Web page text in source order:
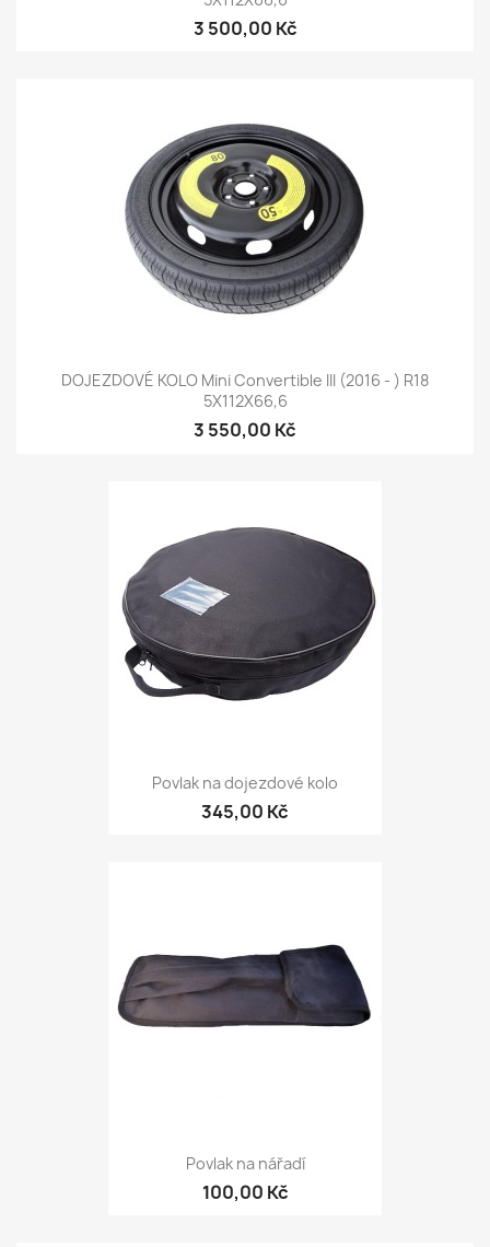
3 500,00 Kč
DOJEZDOVÉ KOLO Mini Convertible III (2016 - ) R18
5X112X66,6
3 550,00 Kč
Povlak na dojezdové kolo
345,00 Kč
Povlak na nářadí
100,00 Kč